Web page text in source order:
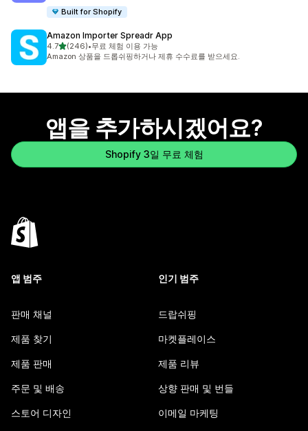
Built for Shopify
Amazon Importer Spreadr App
4.7별 5개 중
(246)
총 리뷰 246개
•무료 체험 이용 가능
Amazon 상품을 드롭쉬핑하거나 제휴 수수료를 받으세요.
앱을 추가하시겠어요?
Shopify 3일 무료 체험
앱 범주
판매 채널
제품 찾기
제품 판매
주문 및 배송
스토어 디자인
인기 범주
드랍쉬핑
마켓플레이스
제품 리뷰
상향 판매 및 번들
이메일 마케팅